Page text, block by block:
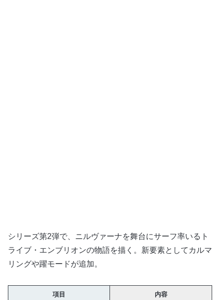
シリーズ第2弾で、ニルヴァーナを舞台にサーフ率いるト
ライブ・エンブリオンの物語を描く。新要素としてカルマ
リングや躍モードが追加。
項目 内容